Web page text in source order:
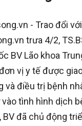
- Trao đổi
trưa 4/2,
BV Lão khoa
vị y tế được
và điều trị bệnh
tình hình dịch
BV đã chủ động